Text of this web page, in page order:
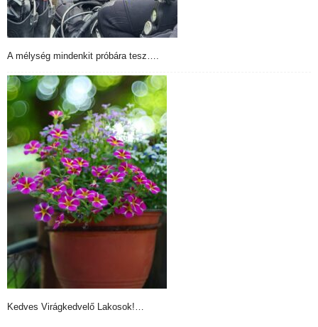
A mélység mindenkit próbára tesz….
Kedves Virágkedvelő Lakosok!…